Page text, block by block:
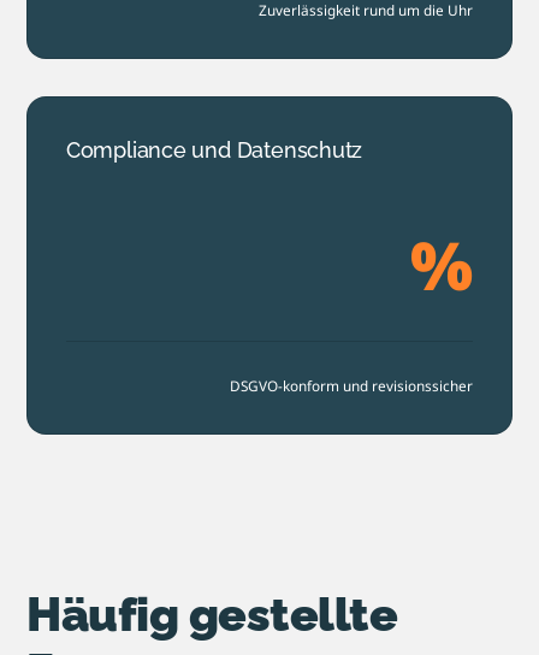
Zuverlässigkeit rund um die Uhr
Compliance und Datenschutz
%
DSGVO-konform und revisionssicher
Häufig gestellte